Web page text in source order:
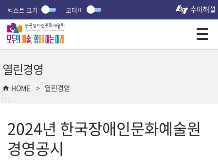
텍스트 크기 고대비 수어해설
열린경영
HOME 열린경영
2024년 한국장애인문화예술원
경영공시